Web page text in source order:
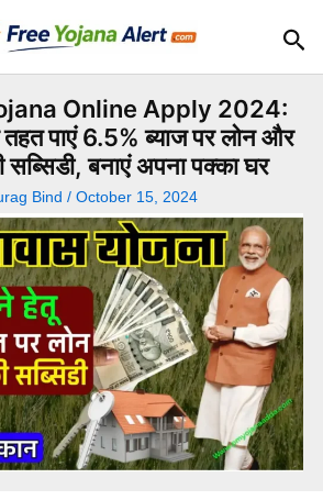
Online Apply 2024:
पाएं 6.5% ब्याज पर लोन और
बनाएं अपना पक्का घर
Bind / October 15, 2024